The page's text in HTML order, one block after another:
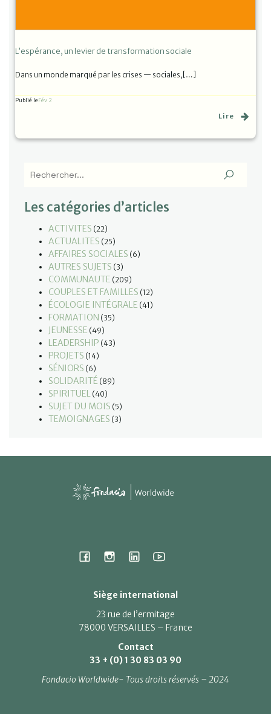
L’espérance, un levier de transformation sociale
Dans un monde marqué par les crises — sociales,[…]
Publié leFév 2
Lire
Les catégories d’articles
ACTIVITES (22)
ACTUALITES (25)
AFFAIRES SOCIALES (6)
AUTRES SUJETS (3)
COMMUNAUTE (209)
COUPLES ET FAMILLES (12)
ÉCOLOGIE INTÉGRALE (41)
FORMATION (35)
JEUNESSE (49)
LEADERSHIP (43)
PROJETS (14)
SÉNIORS (6)
SOLIDARITÉ (89)
SPIRITUEL (40)
SUJET DU MOIS (5)
TEMOIGNAGES (3)
Siège international
23 rue de l’ermitage
78000 VERSAILLES – France
Contact
33 + (0) 1 30 83 03 90
Fondacio Worldwide- Tous droits réservés – 2024